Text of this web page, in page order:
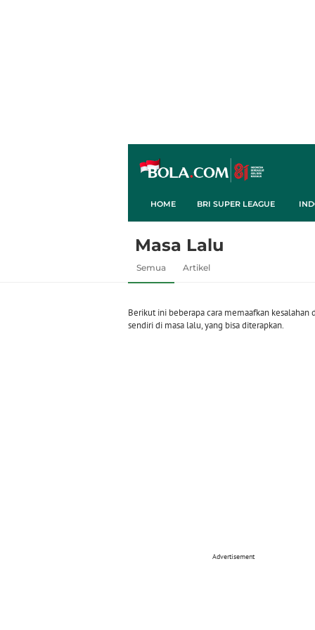
HOME BRI SUPER LEAGUE
Masa Lalu
Semua Artikel
Berikut ini beberapa cara memaafkan kesalahan
sendiri di masa lalu, yang bisa diterapkan.
Advertisement